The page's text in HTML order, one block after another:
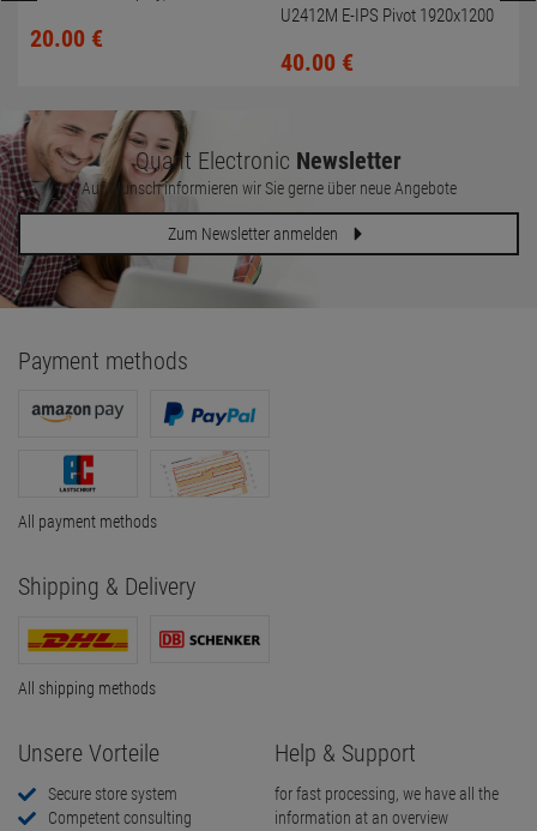
20.00 €
U2412M E-IPS Pivot 1920x1200
40.00 €
Quant Electronic Newsletter
Auf Wunsch informieren wir Sie gerne über neue Angebote
Zum Newsletter anmelden
Payment methods
All payment methods
Shipping & Delivery
All shipping methods
Unsere Vorteile
Secure store system
Competent consulting
Help & Support
for fast processing, we have all the
information at an overview